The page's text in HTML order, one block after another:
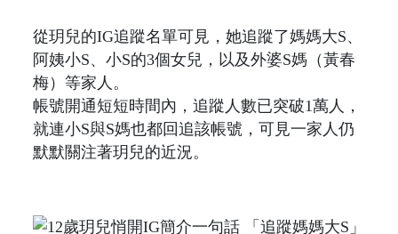
從玥兒的IG追蹤名單可見，她追蹤了媽媽大S、
阿姨小S、小S的3個女兒，以及外婆S媽（黃春
梅）等家人。
帳號開通短短時間內，追蹤人數已突破1萬人，
就連小S與S媽也都回追該帳號，可見一家人仍
默默關注著玥兒的近況。